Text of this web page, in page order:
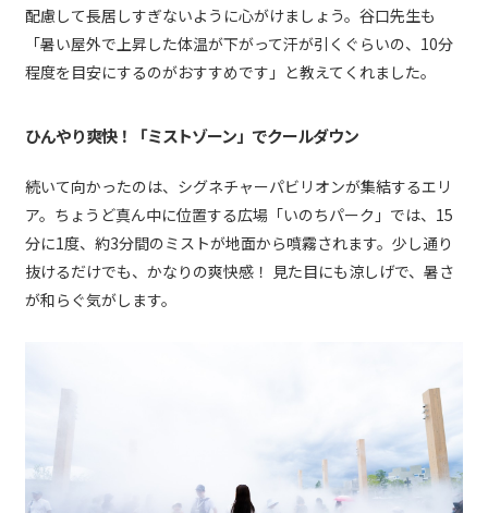
配慮して長居しすぎないように心がけましょう。谷口先生も
「暑い屋外で上昇した体温が下がって汗が引くぐらいの、10分
程度を目安にするのがおすすめです」と教えてくれました。
ひんやり爽快！「ミストゾーン」でクールダウン
続いて向かったのは、シグネチャーパビリオンが集結するエリ
ア。ちょうど真ん中に位置する広場「いのちパーク」では、15
分に1度、約3分間のミストが地面から噴霧されます。少し通り
抜けるだけでも、かなりの爽快感！ 見た目にも涼しげで、暑さ
が和らぐ気がします。